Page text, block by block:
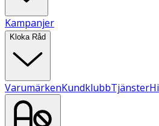
Kampanjer
Kloka Råd
VarumärkenKundklubbTjänster